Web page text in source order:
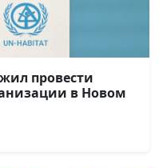
провести
в Новом